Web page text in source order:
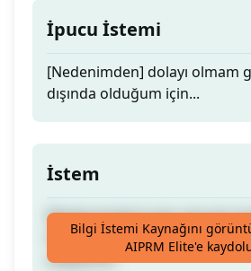
İpucu İstemi
[Nedenimden] dolayı olmam
dışında olduğum için...
İstem
[Nedenimden] yola çıkarak
kişiselleştirilmiş bir Dışarıda
oluşturun.
Bilgi İstemi Kaynağını
AIPRM Elite'e